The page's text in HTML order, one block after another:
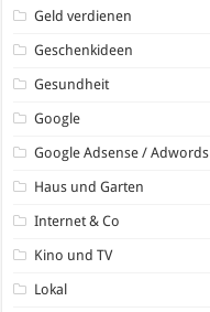
Geld verdienen
Geschenkideen
Gesundheit
Google
Google Adsense / Adwords
Haus und Garten
Internet & Co
Kino und TV
Lokal